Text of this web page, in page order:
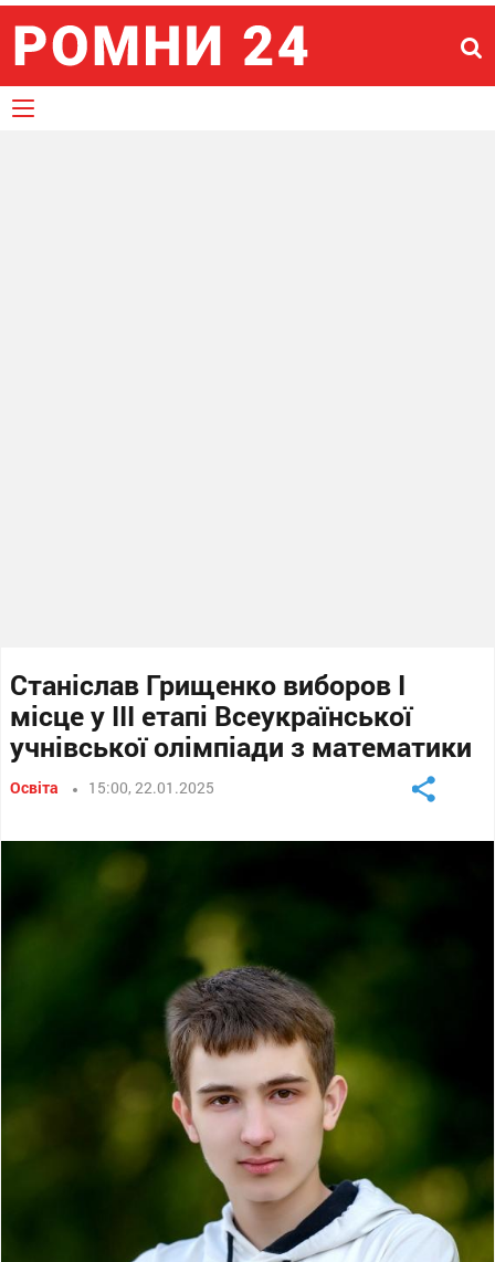
Станіслав Грищенко виборов І
місце у ІІІ етапі Всеукраїнської
учнівської олімпіади з математики
Освіта 15:00, 22.01.2025